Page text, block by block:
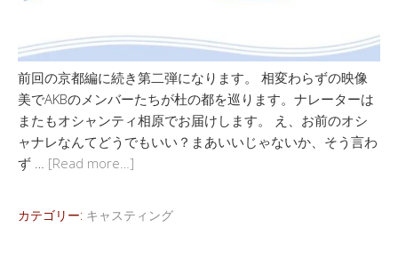
前回の京都編に続き第二弾になります。 相変わらずの映像
美でAKBのメンバーたちが杜の都を巡ります。ナレーターは
またもオシャンティ相原でお届けします。 え、お前のオシ
ャナレなんてどうでもいい？まあいいじゃないか、そう言わ
ず … [Read more…]
カテゴリー: キャスティング